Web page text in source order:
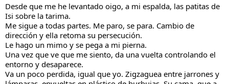
Desde que me he levantado oigo, a mi espalda, las patitas de
Isi sobre la tarima.
Me sigue a todas partes. Me paro, se para. Cambio de
dirección y ella retoma su persecución.
Le hago un mimo y se pega a mi pierna.
Una vez que ve que me siento, da una vuelta controlando el
entorno y desaparece.
Va un poco perdida, igual que yo. Zigzaguea entre jarrones y